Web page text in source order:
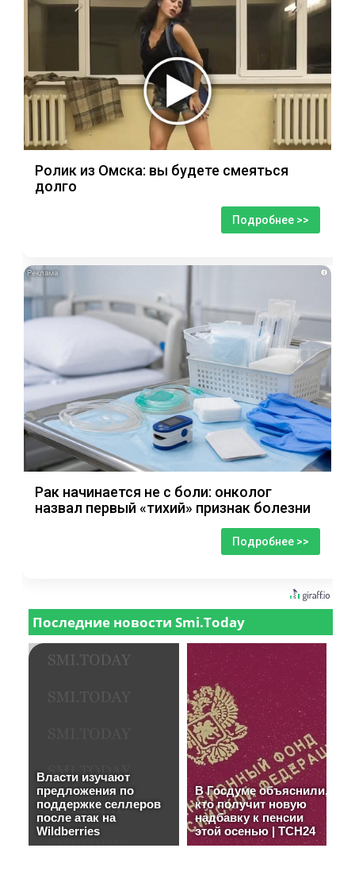
Ролик из Омска: вы будете смеяться
долго
Подробнее >>
i
Рак начинается не с боли: онколог
назвал первый «тихий» признак болезни
Подробнее >>